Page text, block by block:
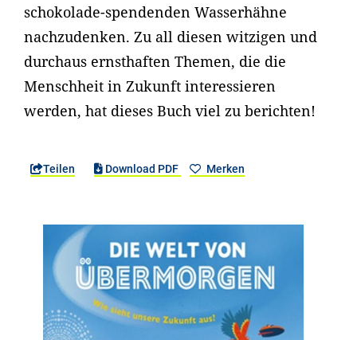
schokolade-spendenden Wasserhähne
nachzudenken. Zu all diesen witzigen und
durchaus ernsthaften Themen, die die
Menschheit in Zukunft interessieren
werden, hat dieses Buch viel zu berichten!
Teilen Download PDF Merken